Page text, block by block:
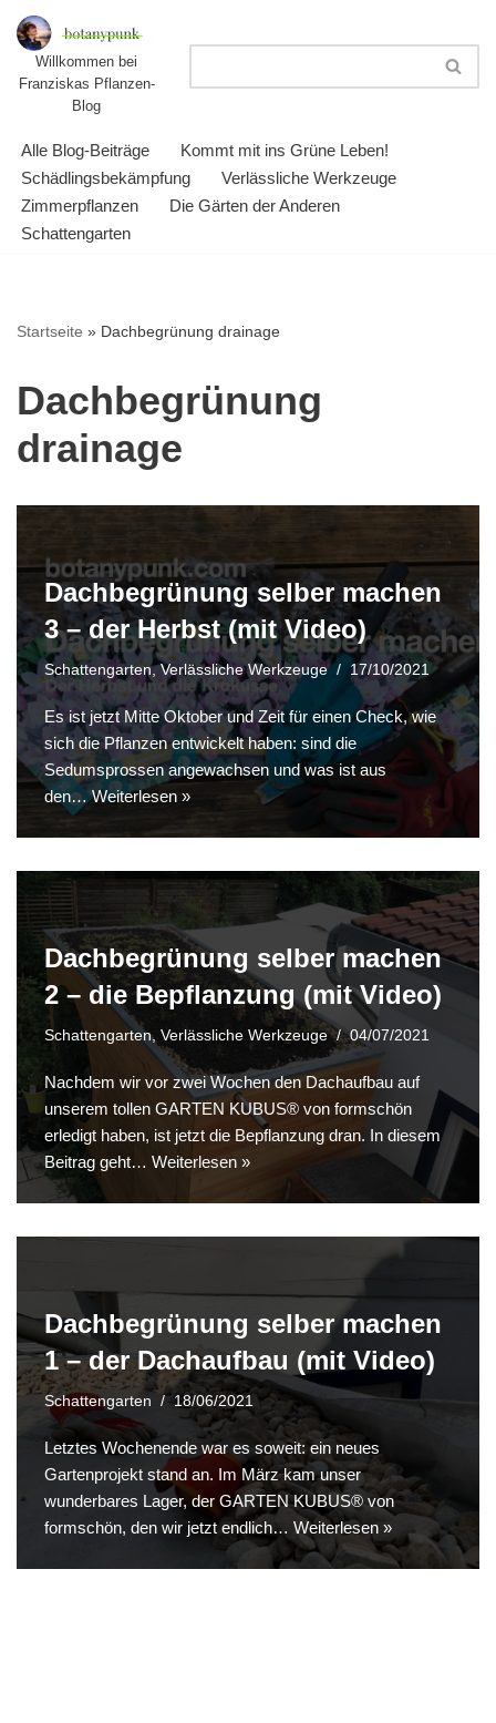
Zum
Inhalt
springen
Willkommen bei
Franziskas Pflanzen-
Blog
Alle Blog-Beiträge
Kommt mit ins Grüne Leben!
Schädlingsbekämpfung
Verlässliche Werkzeuge
Zimmerpflanzen
Die Gärten der Anderen
Schattengarten
Startseite » Dachbegrünung drainage
Dachbegrünung
drainage
Dachbegrünung selber machen
3 – der Herbst (mit Video)
Schattengarten,Verlässliche Werkzeuge 17/10/2021
Es ist jetzt Mitte Oktober und Zeit für einen Check, wie
sich die Pflanzen entwickelt haben: sind die
Sedumsprossen angewachsen und was ist aus
den…Weiterlesen »
Dachbegrünung selber machen
2 – die Bepflanzung (mit Video)
Schattengarten, Verlässliche Werkzeuge 04/07/2021
Nachdem wir vor zwei Wochen den Dachaufbau auf
unserem tollen GARTEN KUBUS® von formschön
erledigt haben, ist jetzt die Bepflanzung dran. In diesem
Beitrag geht… Weiterlesen »
Dachbegrünung selber machen
1 – der Dachaufbau (mit Video)
Schattengarten 18/06/2021
Letztes Wochenende war es soweit: ein neues
Gartenprojekt stand an. Im März kam unser
wunderbares Lager, der GARTEN KUBUS® von
formschön, den wir jetzt endlich… Weiterlesen »